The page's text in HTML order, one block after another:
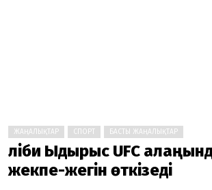
ЖАҢАЛЫҚТАР СПОРТ БАСТЫ ЖАҢАЛЫҚТАР
Әліби Ыдырыс UFC
жекпе-жегін өткізеді